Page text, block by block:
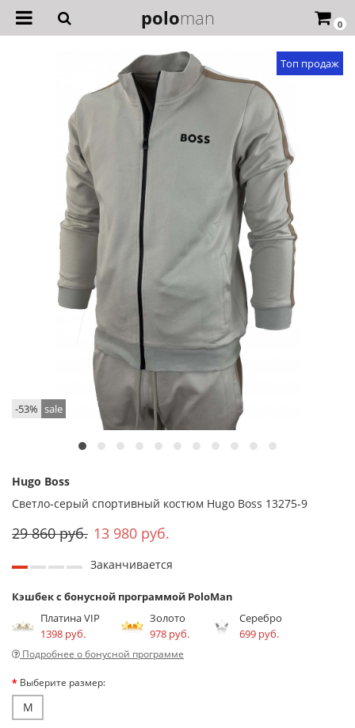
0
poloman
Топ продаж
-53% sale
Hugo Boss
Светло-серый спортивный костюм Hugo Boss 13275-9
29 860 руб. 13 980 руб.
Заканчивается
Кэшбек с бонусной программой PoloMan
Платина VIP
1398 руб.
Золото
978 руб.
Серебро
699 руб.
Подробнее о бонусной программе
Выберите размер:
M